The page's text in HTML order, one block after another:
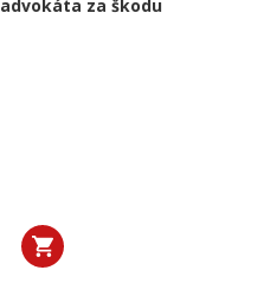
advokáta za škodu